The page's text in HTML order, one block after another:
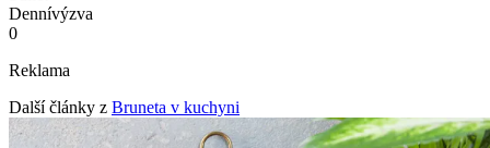
Dennívýzva
0
Reklama
Další články z Bruneta v kuchyni